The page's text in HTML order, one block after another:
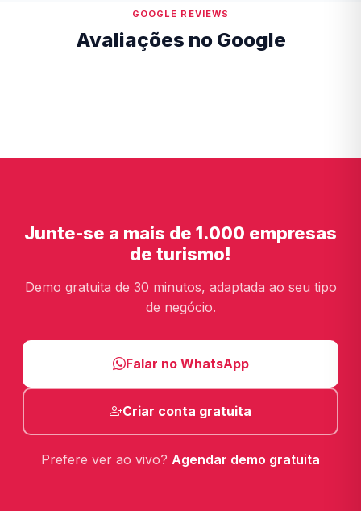
GOOGLE REVIEWS
Avaliações no Google
Junte-se a mais de 1.000 empresas
de turismo!
Demo gratuita de 30 minutos, adaptada ao seu tipo
de negócio.
Falar no WhatsApp
Criar conta gratuita
Prefere ver ao vivo? Agendar demo gratuita